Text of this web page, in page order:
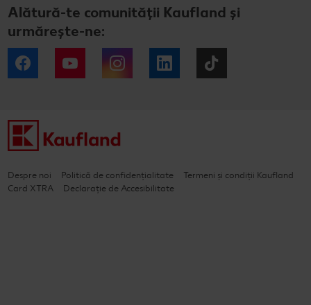
Alătură-te comunității Kaufland și
urmărește-ne:
Facebook YouTube Instagram LinkedIn
Despre noi Politică de confidențialitate
Termeni și condiții Kaufland
Card XTRA
Declarație de Accesibilitate